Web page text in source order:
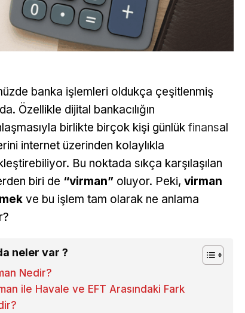
banka işlemleri oldukça çeşitlenmiş
Özellikle dijital bankacılığın
birlikte birçok kişi günlük finansal
internet üzerinden kolaylıkla
Bu noktada sıkça karşılaşılan
biri de “virman” oluyor. Peki, virman
ve bu işlem tam olarak ne anlama
neler var ?
Nedir?
ile Havale ve EFT Arasındaki Fark